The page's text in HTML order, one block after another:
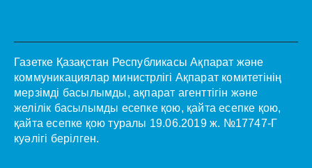
Газетке Қазақстан Республикасы Ақпарат және
коммуникациялар министрлігі Ақпарат комитетінің
мерзімді басылымды, ақпарат агенттігін және
желілік басылымды есепке қою, қайта есепке қою,
қайта есепке қою туралы 19.06.2019 ж. №17747-Г
куәлігі берілген.